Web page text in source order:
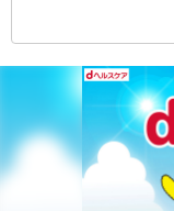
注意事項
【賞味・消費期限の
商品到着時点でのお日
のでご了承ください。